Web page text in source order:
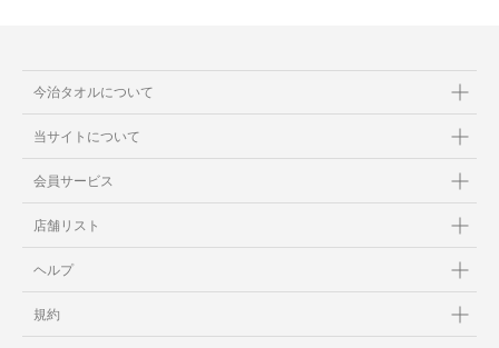
大量購入・法人向けの購入の方は
今治タオルについて
当サイトについて
会員サービス
店舗リスト
ヘルプ
規約